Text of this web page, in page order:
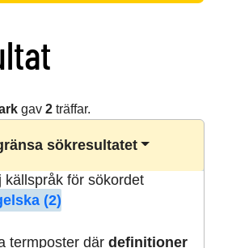
gav 2träffar.
sökresultatet
källspråk för sökordet
(2)
termposter där definitioner